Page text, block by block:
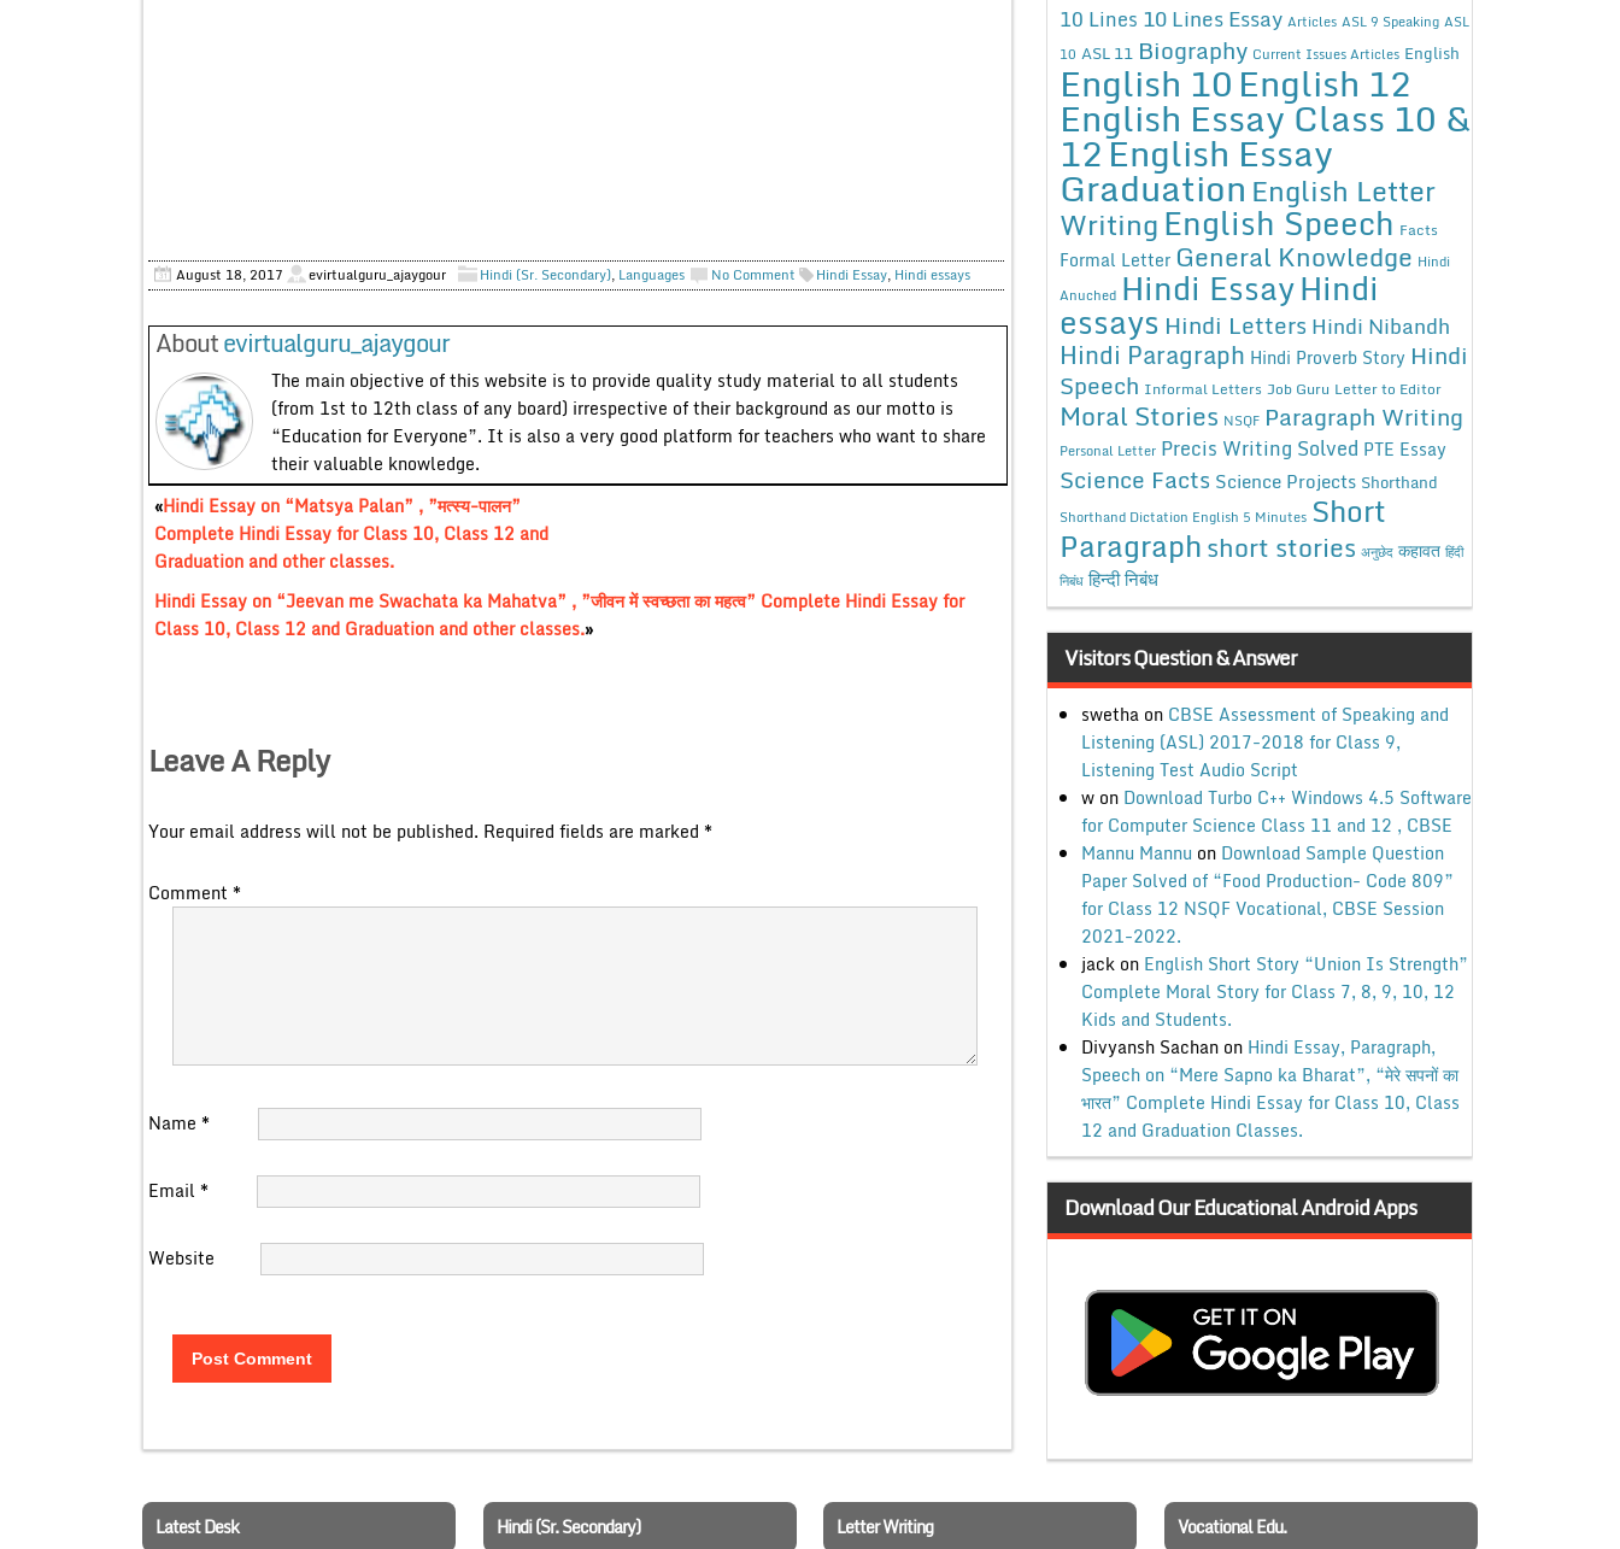
August 18, 2017 evirtualguru_ajaygour Hindi (Sr. Secondary), Languages No Comment Hindi Essay, Hindi essays
Aboutevirtualguru_ajaygour
The main objective of this website is to provide quality study material to all students
(from 1st to 12th class of any board) irrespective of their background as our motto is
“Education for Everyone”. It is also a very good platform for teachers who want to share
their valuable knowledge.
«Hindi Essay on “Matsya Palan” , ”मत्स्य-पालन”
Complete Hindi Essay for Class 10, Class 12 and
Graduation and other classes.
Hindi Essay on “Jeevan me Swachata ka Mahatva” , ”जीवन में स्वच्छता का महत्व” Complete Hindi Essay for
Class 10, Class 12 and Graduation and other classes.»
Leave A Reply
Your email address will not be published. Required fields are marked *
Comment *
Name *
Email *
Website
10 Lines 10 Lines Essay Articles ASL 9 Speaking ASL
10 ASL 11 Biography Current Issues Articles English
English 10English 12
English Essay Class 10 &
12English Essay
Graduation English Letter
WritingEnglish Speech Facts
Formal Letter General Knowledge Hindi
Anuched Hindi EssayHindi
essays Hindi Letters Hindi Nibandh
Hindi Paragraph Hindi Proverb Story Hindi
Speech Informal Letters Job Guru Letter to Editor
Moral Stories NSQF Paragraph Writing
Personal Letter Precis Writing Solved PTE Essay
Science Facts Science Projects Shorthand
Shorthand Dictation English 5 Minutes Short
Paragraphshort stories अनुछेद कहावत हिंदी
निबंध हिन्दी निबंध
Visitors Question & Answer
swethaon CBSE Assessment of Speaking and
Listening (ASL) 2017-2018 for Class 9,
Listening Test Audio Script
won Download Turbo C++ Windows 4.5 Software
for Computer Science Class 11 and 12 , CBSE
Mannu Mannu on Download Sample Question
Paper Solved of “Food Production- Code 809”
for Class 12 NSQF Vocational, CBSE Session
2021-2022.
jackon English Short Story “Union Is Strength”
Complete Moral Story for Class 7, 8, 9, 10, 12
Kids and Students.
Divyansh Sachanon Hindi Essay, Paragraph,
Speech on “Mere Sapno ka Bharat”, “मेरे सपनों का
भारत” Complete Hindi Essay for Class 10, Class
12 and Graduation Classes.
Download Our Educational Android Apps
Latest Desk Hindi (Sr. Secondary) Letter Writing Vocational Edu.